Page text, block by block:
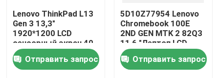
Дома
Lenovo ThinkPad L13
Gen 3 13,3"
1920*1200 LCD
сенсорный экран 40
пин Узкий R133NW4K
R0 Отправить запрос
5D10Z77954 Lenovo
Chromebook 100E
2ND GEN MTK 2 82Q3
11,6 "Лептоп LCD
светодиодный экран
Отправить запрос